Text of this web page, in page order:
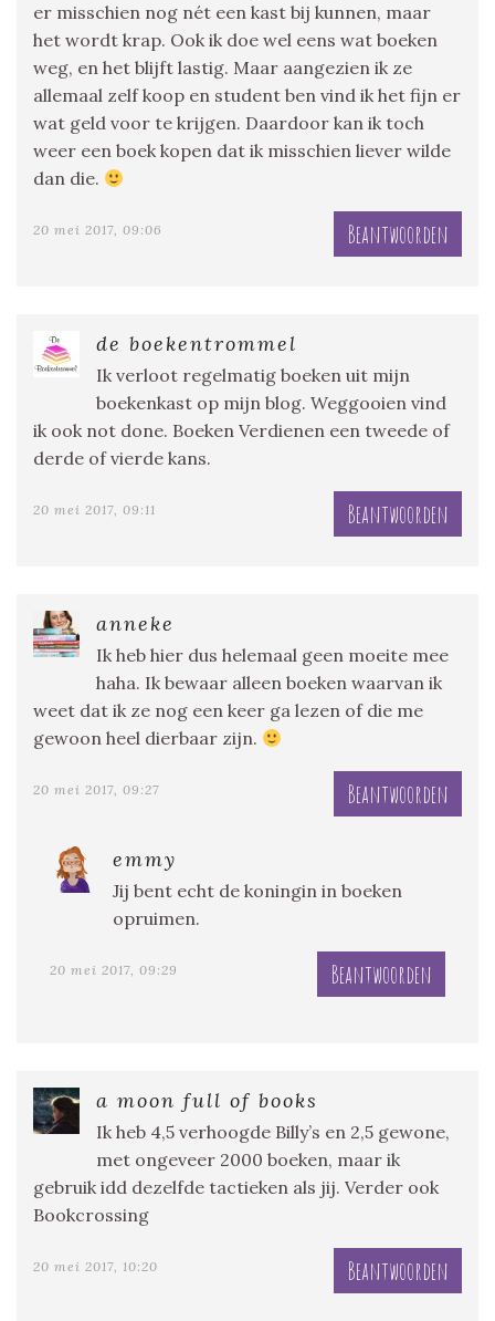
er misschien nog nét een kast bij kunnen, maar
het wordt krap. Ook ik doe wel eens wat boeken
weg, en het blijft lastig. Maar aangezien ik ze
allemaal zelf koop en student ben vind ik het fijn er
wat geld voor te krijgen. Daardoor kan ik toch
weer een boek kopen dat ik misschien liever wilde
dan die.
20 mei 2017, 09:06 Beantwoorden
de boekentrommel
Ik verloot regelmatig boeken uit mijn
boekenkast op mijn blog. Weggooien vind
ik ook not done. Boeken Verdienen een tweede of
derde of vierde kans.
20 mei 2017, 09:11 Beantwoorden
anneke
Ik heb hier dus helemaal geen moeite mee
haha. Ik bewaar alleen boeken waarvan ik
weet dat ik ze nog een keer ga lezen of die me
gewoon heel dierbaar zijn.
20 mei 2017, 09:27 Beantwoorden
emmy
Jij bent echt de koningin in boeken
opruimen.
20 mei 2017, 09:29 Beantwoorden
a moon full of books
Ik heb 4,5 verhoogde Billy’s en 2,5 gewone,
met ongeveer 2000 boeken, maar ik
gebruik idd dezelfde tactieken als jij. Verder ook
Bookcrossing
20 mei 2017, 10:20 Beantwoorden